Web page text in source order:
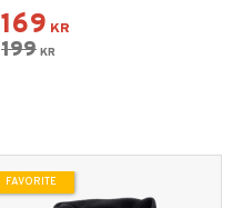
169 KR
199 KR
FAVORITE